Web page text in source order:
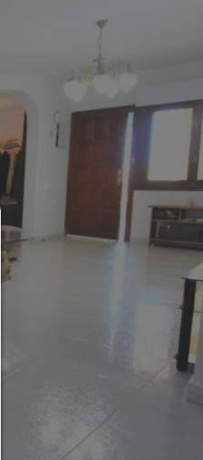
Um fortfahren
Auswahl
Erläuterung der
Jedes Cookie wie